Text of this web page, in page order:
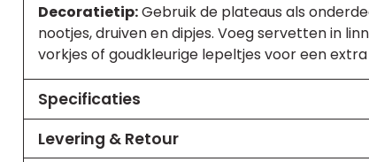
Decoratietip:Gebruik de plateaus als
nootjes, druiven en dipjes. Voeg servetten in
vorkjes of goudkleurige lepeltjes voor een
Specificaties
Levering & Retour